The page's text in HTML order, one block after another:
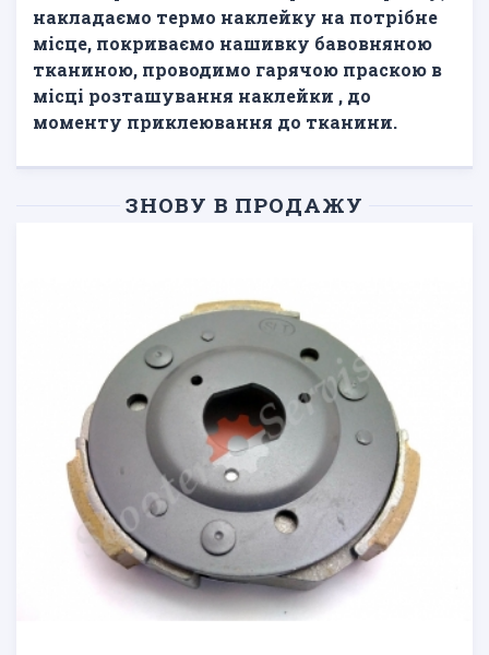
накладаємо термо наклейку на потрібне
місце, покриваємо нашивку бавовняною
тканиною, проводимо гарячою праскою в
місці розташування наклейки , до
моменту приклеювання до тканини.
ЗНОВУ В ПРОДАЖУ